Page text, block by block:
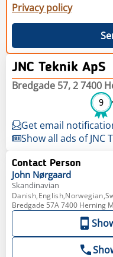
Privacy policy
JNC Teknik ApS
Bredgade 57, 2 7400
9
Get email
Show all ads of JNC
Contact Person
John Nørgaard
Skandinavian
Bredgade 57A 7400 Herning